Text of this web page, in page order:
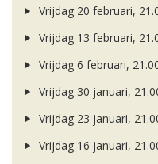
Vrijdag 20 februari,
Vrijdag 13 februari,
Vrijdag 6 februari,
Vrijdag 30 januari,
Vrijdag 23 januari,
Vrijdag 16 januari,